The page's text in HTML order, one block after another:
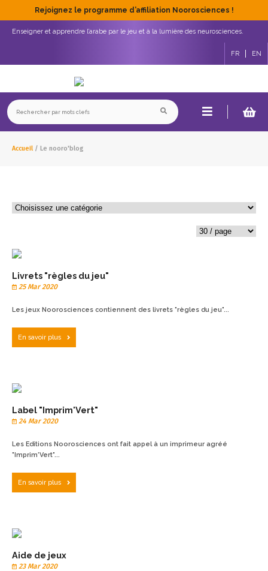
Rejoignez le programme d’affiliation Noorosciences !
Enseigner et apprendre l’arabe par le jeu et à la lumière des neurosciences.
FR EN
Accueil / Le nooro'blog
Livrets "règles du jeu"
25 Mar 2020
Les jeux Noorosciences contiennent des livrets "règles du jeu"...
En savoir plus
Label "Imprim'Vert"
24 Mar 2020
Les Editions Noorosciences ont fait appel à un imprimeur agréé
"Imprim'Vert"...
En savoir plus
Aide de jeux
23 Mar 2020